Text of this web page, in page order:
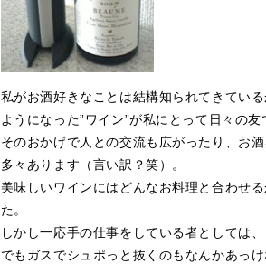
私がお酒好きなことは結構知られてきてい
ようになった”ワイン”が私にとって日々の友
そのおかげで人との交流も広がったり、お
多々あります（言い訳？笑）。
美味しいワインにはどんなお料理と合わせ
た。
しかし一応手の仕事をしている者としては
でもガスでシュポっと抜くのもなんかあっ